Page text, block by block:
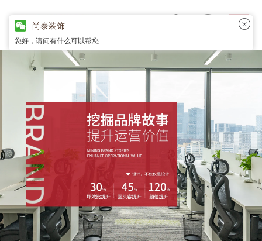
尚泰装饰
您好，请问有什么可以帮您...